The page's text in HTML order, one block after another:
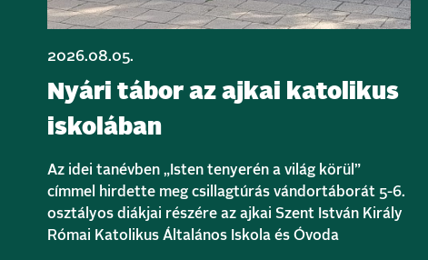
2026.08.05.
Nyári tábor az ajkai katolikus
iskolában
Az idei tanévben „Isten tenyerén a világ körül”
címmel hirdette meg csillagtúrás vándortáborát 5-6.
osztályos diákjai részére az ajkai Szent István Király
Római Katolikus Általános Iskola és Óvoda